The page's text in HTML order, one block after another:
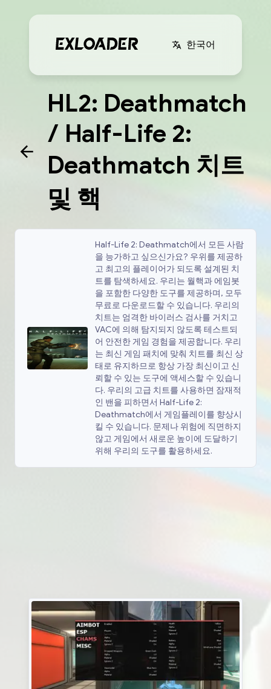
한국어
HL2: Deathmatch
/ Half-Life 2:
Deathmatch 치트
및 핵
Half-Life 2: Deathmatch에서 모든 사람
을 능가하고 싶으신가요? 우위를 제공하
고 최고의 플레이어가 되도록 설계된 치
트를 탐색하세요. 우리는 월핵과 에임봇
을 포함한 다양한 도구를 제공하며, 모두
무료로 다운로드할 수 있습니다. 우리의
치트는 엄격한 바이러스 검사를 거치고
VAC에 의해 탐지되지 않도록 테스트되
어 안전한 게임 경험을 제공합니다. 우리
는 최신 게임 패치에 맞춰 치트를 최신 상
태로 유지하므로 항상 가장 최신이고 신
뢰할 수 있는 도구에 액세스할 수 있습니
다. 우리의 고급 치트를 사용하면 잠재적
인 밴을 피하면서 Half-Life 2:
Deathmatch에서 게임플레이를 향상시
킬 수 있습니다. 문제나 위험에 직면하지
않고 게임에서 새로운 높이에 도달하기
위해 우리의 도구를 활용하세요.